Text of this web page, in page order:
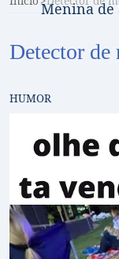
Menina de
Detector de
HUMOR